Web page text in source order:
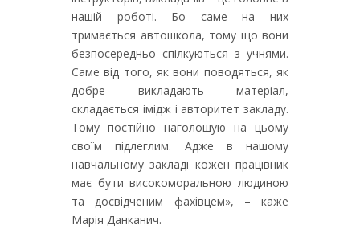
нашій роботі. Бо саме на них
тримається автошкола, тому що вони
безпосередньо спілкуються з учнями.
Саме від того, як вони поводяться, як
добре викладають матеріал,
складається імідж і авторитет закладу.
Тому постійно наголошую на цьому
своїм підлеглим. Адже в нашому
навчальному закладі кожен працівник
має бути високоморальною людиною
та досвідченим фахівцем», – каже
Марія Данканич.